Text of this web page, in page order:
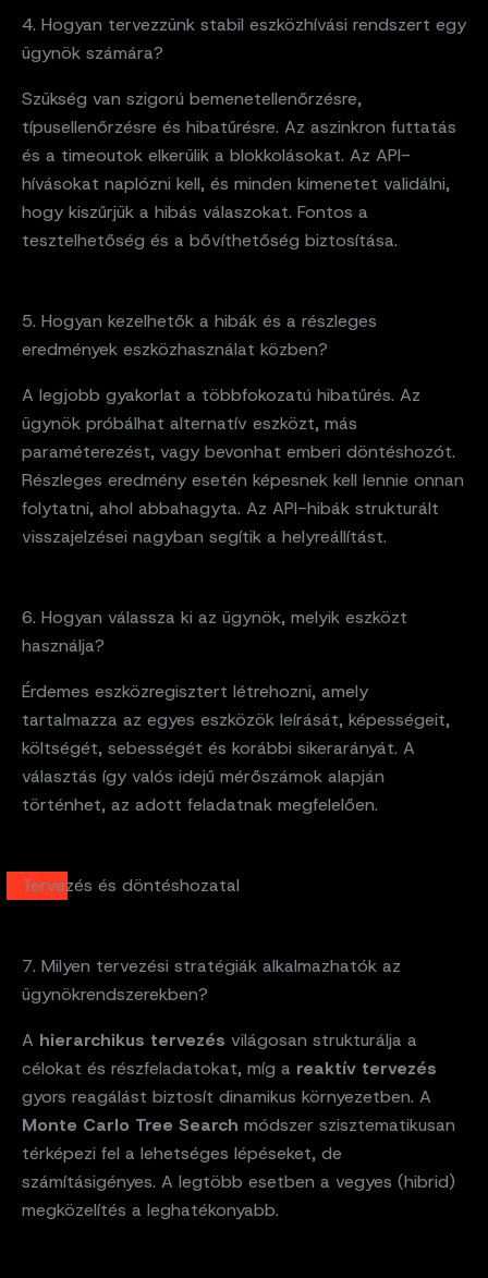
4. Hogyan tervezzünk stabil eszközhívási rendszert egy
ügynök számára?
Szükség van szigorú bemenetellenőrzésre,
típusellenőrzésre és hibatűrésre. Az aszinkron futtatás
és a timeoutok elkerülik a blokkolásokat. Az API-
hívásokat naplózni kell, és minden kimenetet validálni,
hogy kiszűrjük a hibás válaszokat. Fontos a
tesztelhetőség és a bővíthetőség biztosítása.
5. Hogyan kezelhetők a hibák és a részleges
eredmények eszközhasználat közben?
A legjobb gyakorlat a többfokozatú hibatűrés. Az
ügynök próbálhat alternatív eszközt, más
paraméterezést, vagy bevonhat emberi döntéshozót.
Részleges eredmény esetén képesnek kell lennie onnan
folytatni, ahol abbahagyta. Az API-hibák strukturált
visszajelzései nagyban segítik a helyreállítást.
6. Hogyan válassza ki az ügynök, melyik eszközt
használja?
Érdemes eszközregisztert létrehozni, amely
tartalmazza az egyes eszközök leírását, képességeit,
költségét, sebességét és korábbi sikerarányát. A
választás így valós idejű mérőszámok alapján
történhet, az adott feladatnak megfelelően.
Tervezés és döntéshozatal
7. Milyen tervezési stratégiák alkalmazhatók az
ügynökrendszerekben?
A hierarchikus tervezés világosan strukturálja a
célokat és részfeladatokat, míg a reaktív tervezés
gyors reagálást biztosít dinamikus környezetben. A
Monte Carlo Tree Search módszer szisztematikusan
térképezi fel a lehetséges lépéseket, de
számításigényes. A legtöbb esetben a vegyes (hibrid)
megközelítés a leghatékonyabb.